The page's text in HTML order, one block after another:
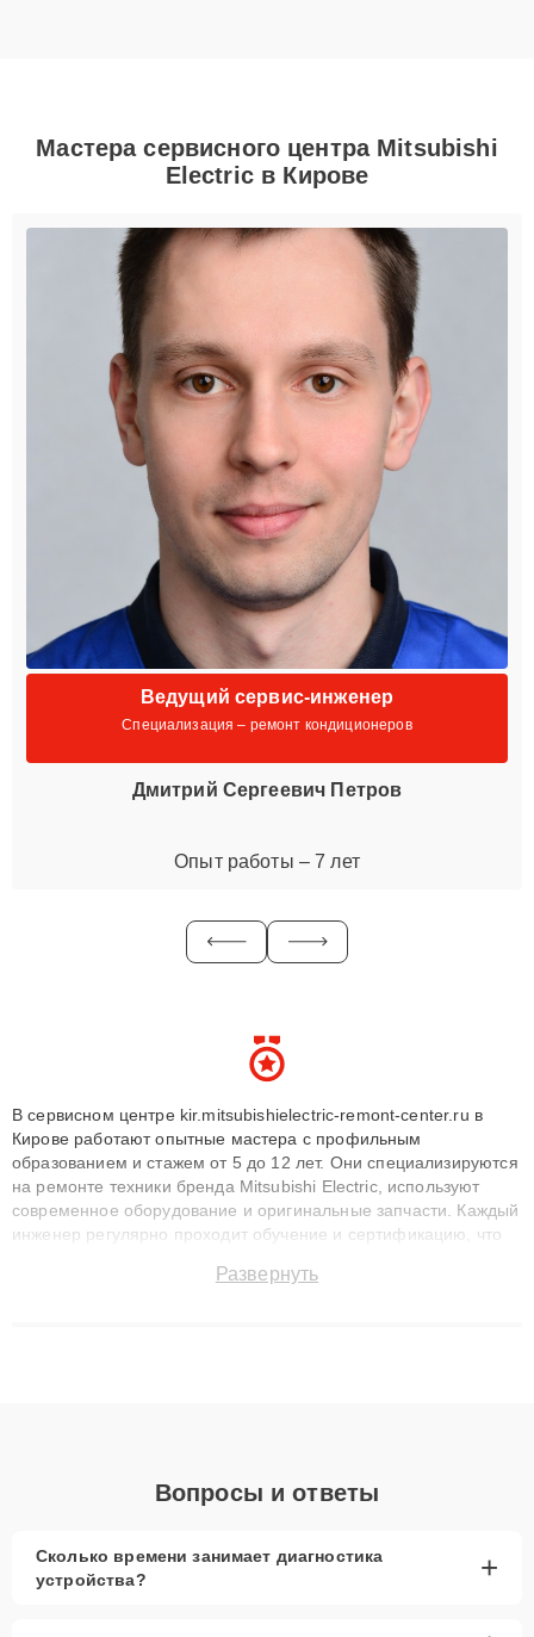
Мастера сервисного центра Mitsubishi
Electric в Кирове
Ведущий сервис-инженер
Специализация – ремонт кондиционеров
Дмитрий Сергеевич Петров
Опыт работы – 7 лет
В сервисном центре kir.mitsubishielectric-remont-center.ru в
Кирове работают опытные мастера с профильным
образованием и стажем от 5 до 12 лет. Они специализируются
на ремонте техники бренда Mitsubishi Electric, используют
современное оборудование и оригинальные запчасти. Каждый
инженер регулярно проходит обучение и сертификацию, что
восстанавливать технику с сохранением гарантии до 3 лет.
Развернуть
Вопросы и ответы
Сколько времени занимает диагностика
устройства?
+